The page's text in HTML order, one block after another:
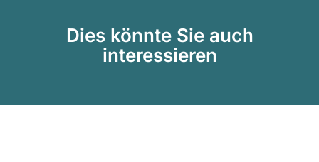
Dies könnte Sie auch
interessieren